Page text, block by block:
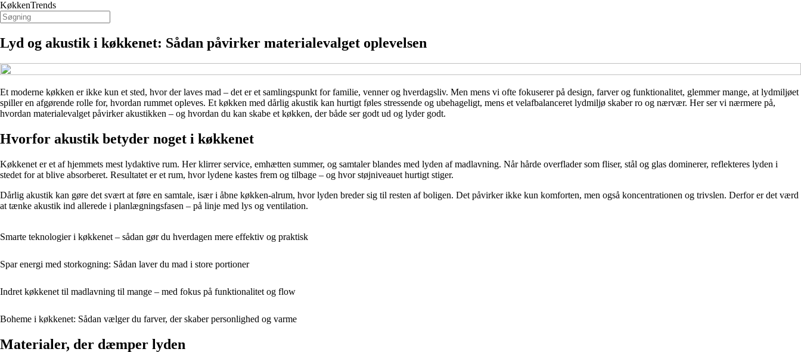
KøkkenTrends
Lyd og akustik i køkkenet: Sådan påvirker materialevalget oplevelsen
Et moderne køkken er ikke kun et sted, hvor der laves mad – det er et samlingspunkt for familie, venner og hverdagsliv. Men mens vi ofte fokuserer på design, farver og funktionalitet, glemmer mange, at lydmiljøet
spiller en afgørende rolle for, hvordan rummet opleves. Et køkken med dårlig akustik kan hurtigt føles stressende og ubehageligt, mens et velafbalanceret lydmiljø skaber ro og nærvær. Her ser vi nærmere på,
hvordan materialevalget påvirker akustikken – og hvordan du kan skabe et køkken, der både ser godt ud og lyder godt.
Hvorfor akustik betyder noget i køkkenet
Køkkenet er et af hjemmets mest lydaktive rum. Her klirrer service, emhætten summer, og samtaler blandes med lyden af madlavning. Når hårde overflader som fliser, stål og glas dominerer, reflekteres lyden i
stedet for at blive absorberet. Resultatet er et rum, hvor lydene kastes frem og tilbage – og hvor støjniveauet hurtigt stiger.
Dårlig akustik kan gøre det svært at føre en samtale, især i åbne køkken-alrum, hvor lyden breder sig til resten af boligen. Det påvirker ikke kun komforten, men også koncentrationen og trivslen. Derfor er det værd
at tænke akustik ind allerede i planlægningsfasen – på linje med lys og ventilation.
Smarte teknologier i køkkenet – sådan gør du hverdagen mere effektiv og praktisk
Spar energi med storkogning: Sådan laver du mad i store portioner
Indret køkkenet til madlavning til mange – med fokus på funktionalitet og flow
Boheme i køkkenet: Sådan vælger du farver, der skaber personlighed og varme
Materialer, der dæmper lyden